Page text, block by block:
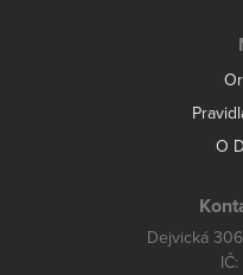
O
Dejvická